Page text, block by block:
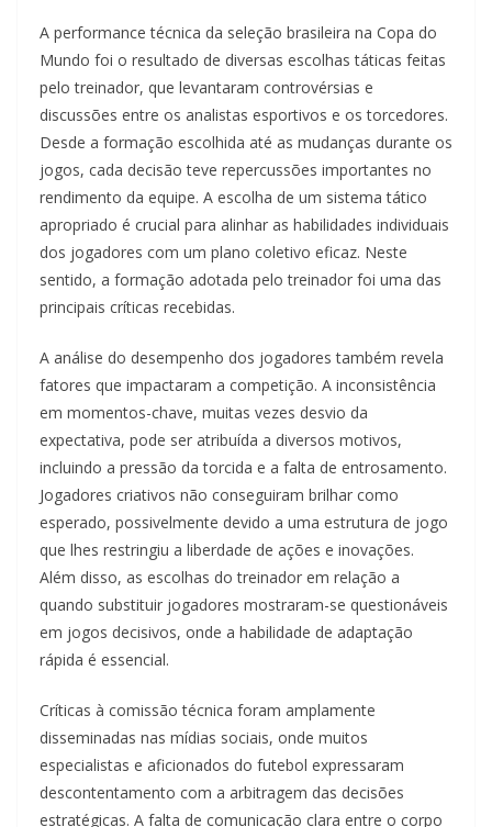
A performance técnica da seleção brasileira na Copa do
Mundo foi o resultado de diversas escolhas táticas feitas
pelo treinador, que levantaram controvérsias e
discussões entre os analistas esportivos e os torcedores.
Desde a formação escolhida até as mudanças durante os
jogos, cada decisão teve repercussões importantes no
rendimento da equipe. A escolha de um sistema tático
apropriado é crucial para alinhar as habilidades individuais
dos jogadores com um plano coletivo eficaz. Neste
sentido, a formação adotada pelo treinador foi uma das
principais críticas recebidas.
A análise do desempenho dos jogadores também revela
fatores que impactaram a competição. A inconsistência
em momentos-chave, muitas vezes desvio da
expectativa, pode ser atribuída a diversos motivos,
incluindo a pressão da torcida e a falta de entrosamento.
Jogadores criativos não conseguiram brilhar como
esperado, possivelmente devido a uma estrutura de jogo
que lhes restringiu a liberdade de ações e inovações.
Além disso, as escolhas do treinador em relação a
quando substituir jogadores mostraram-se questionáveis
em jogos decisivos, onde a habilidade de adaptação
rápida é essencial.
Críticas à comissão técnica foram amplamente
disseminadas nas mídias sociais, onde muitos
especialistas e aficionados do futebol expressaram
descontentamento com a arbitragem das decisões
estratégicas. A falta de comunicação clara entre o corpo